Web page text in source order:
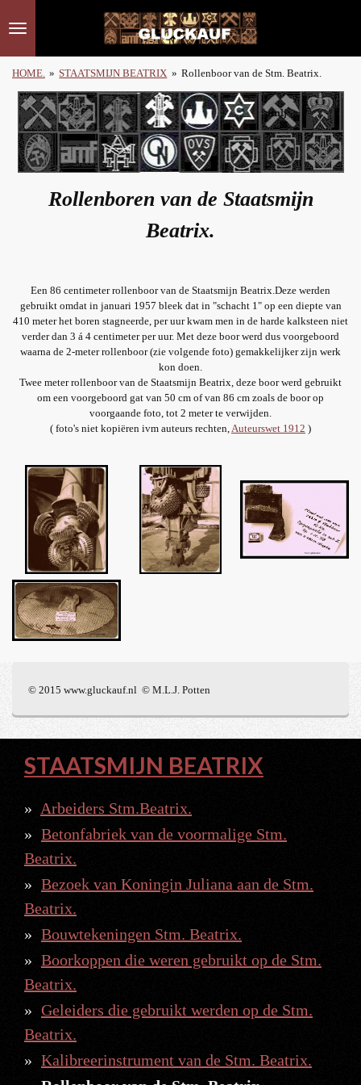
direct
hoofdinhoud
HOME. » STAATSMIJN BEATRIX » Rollenboor van de Stm. Beatrix.
Rollenboren van de Staatsmijn
Beatrix.
Een 86 centimeter rollenboor van de Staatsmijn Beatrix.Deze werden
gebruikt omdat in januari 1957 bleek dat in "schacht 1" op een diepte van
410 meter het boren stagneerde, per uur kwam men in de harde kalksteen niet
verder dan 3 á 4 centimeter per uur. Met deze boor werd dus voorgeboord
waarna de 2-meter rollenboor (zie volgende foto) gemakkelijker zijn werk
kon doen.
Twee meter rollenboor van de Staatsmijn Beatrix, deze boor werd gebruikt
om een voorgeboord gat van 50 cm of van 86 cm zoals de boor op
voorgaande foto, tot 2 meter te verwijden.
( foto's niet kopiëren ivm auteurs rechten,Auteurswet 1912 )
© 2015 www.gluckauf.nl © M.L.J. Potten
STAATSMIJN BEATRIX
Arbeiders Stm.Beatrix.
Betonfabriek van de voormalige Stm.
Beatrix.
Bezoek van Koningin Juliana aan de Stm.
Beatrix.
Bouwtekeningen Stm. Beatrix.
Boorkoppen die weren gebruikt op de Stm.
Beatrix.
Geleiders die gebruikt werden op de Stm.
Beatrix.
Kalibreerinstrument van de Stm. Beatrix.